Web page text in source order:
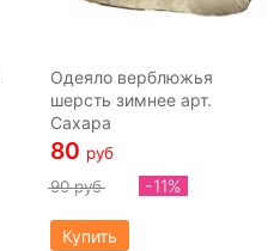
Одеяло верблюжья
шерсть зимнее арт.
Сахара
80 руб
90 руб
-11%
Купить